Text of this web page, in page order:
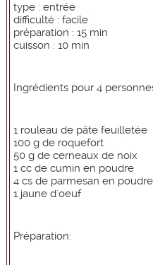
type : entrée
difficulté : facile
préparation : 15 min
cuisson : 10 min
Ingrédients pour 4
1 rouleau de pâte feuilletée
100 g de roquefort
50 g de cerneaux de noix
1 cc de cumin en poudre
4 cs de parmesan en poudre
1 jaune d'oeuf
Préparation: